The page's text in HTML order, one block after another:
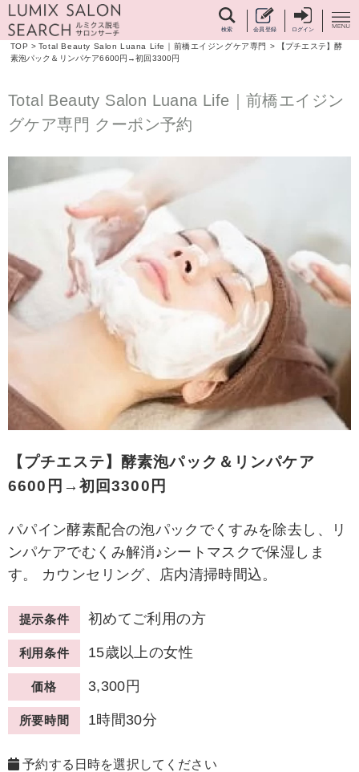
検索 会員登録 ログイン
TOP > Total Beauty Salon Luana Life｜前橋エイジングケア専門 >
【プチエステ】酵
素泡パック＆リンパケア6600円→初回3300円
Total Beauty Salon Luana Life｜前橋エイジン
グケア専門 クーポン予約
【プチエステ】酵素泡パック＆リンパケア
6600円→初回3300円
パパイン酵素配合の泡パックでくすみを除去し、リ
ンパケアでむくみ解消♪シートマスクで保湿しま
す。 カウンセリング、店内清掃時間込。
提示条件 初めてご利用の方
利用条件 15歳以上の女性
価格 3,300円
所要時間 1時間30分
予約する日時を選択してください